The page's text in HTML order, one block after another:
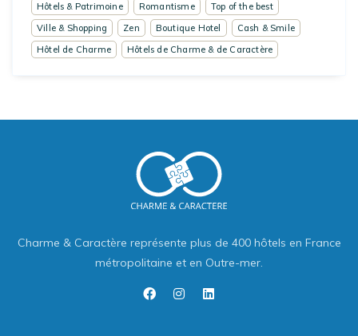
Hôtels & Patrimoine
Romantisme
Top of the best
Ville & Shopping
Zen Boutique Hotel
Cash & Smile
Hôtel de Charme
Hôtels de Charme & de Caractère
Charme & Caractère représente plus de 400 hôtels en France
métropolitaine et en Outre-mer.